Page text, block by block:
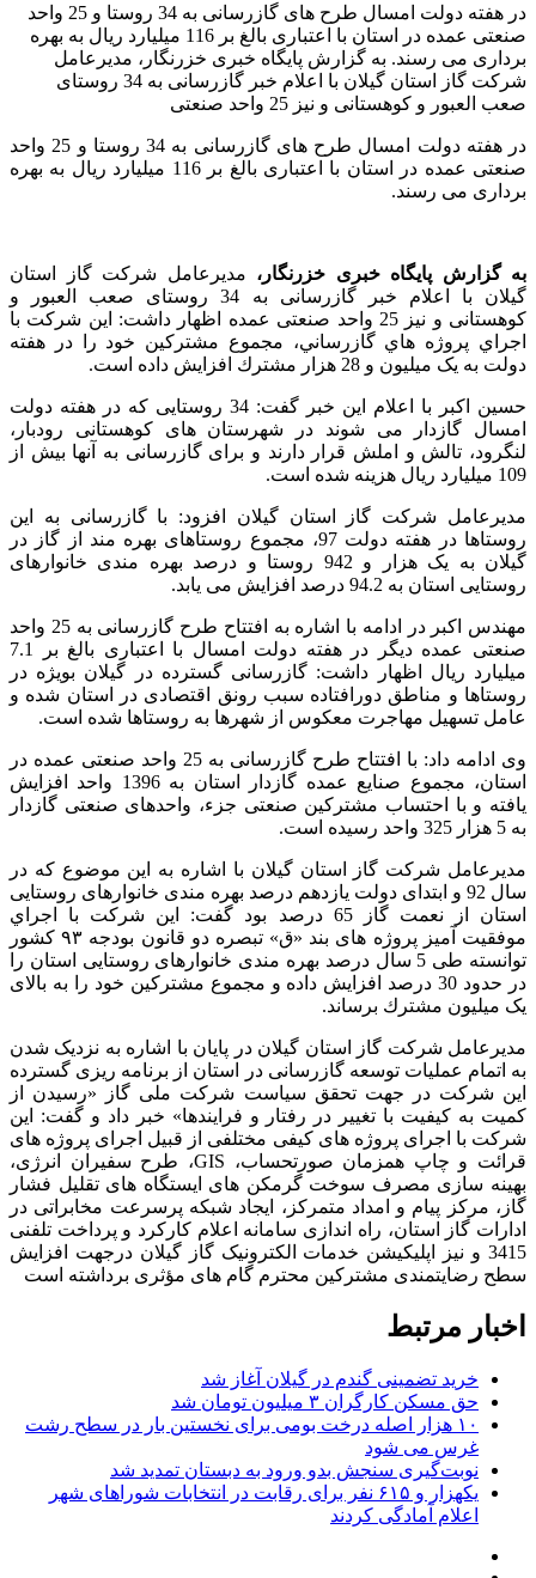
در هفته دولت امسال طرح های گازرسانی به 34 روستا و 25 واحد
صنعتی عمده در استان با اعتباری بالغ بر 116 میلیارد ریال به بهره
برداری می رسند. به گزارش پایگاه خبری خزرنگار، مديرعامل
شركت گاز استان گيلان با اعلام خبر گازرسانی به 34 روستای
صعب العبور و کوهستانی و نیز 25 واحد صنعتی
در هفته دولت امسال طرح های گازرسانی به 34 روستا و 25 واحد
صنعتی عمده در استان با اعتباری بالغ بر 116 میلیارد ریال به بهره
برداری می رسند.
به گزارش پایگاه خبری خزرنگار، مديرعامل شركت گاز استان
گيلان با اعلام خبر گازرسانی به 34 روستای صعب العبور و
کوهستانی و نیز 25 واحد صنعتی عمده اظهار داشت: اين شركت با
اجراي پروژه هاي گازرساني، مجموع مشتركين خود را در هفته
دولت به یک میلیون و 28 هزار مشترك افزايش داده است.
حسین اکبر با اعلام این خبر گفت: 34 روستایی که در هفته دولت
امسال گازدار می شوند در شهرستان های کوهستانی رودبار،
لنگرود، تالش و املش قرار دارند و برای گازرسانی به آنها بیش از
109 میلیارد ریال هزینه شده است.
مدیرعامل شرکت گاز استان گیلان افزود: با گازرسانی به این
روستاها در هفته دولت 97، مجموع روستاهای بهره مند از گاز در
گیلان به یک هزار و 942 روستا و درصد بهره مندی خانوارهای
روستایی استان به 94.2 درصد افزایش می یابد.
مهندس اکبر در ادامه با اشاره به افتتاح طرح گازرسانی به 25 واحد
صنعتی عمده دیگر در هفته دولت امسال با اعتباری بالغ بر 7.1
میلیارد ریال اظهار داشت: گازرسانی گسترده در گیلان بویژه در
روستاها و مناطق دورافتاده سبب رونق اقتصادی در استان شده و
عامل تسهیل مهاجرت معکوس از شهرها به روستاها شده است.
وی ادامه داد: با افتتاح طرح گازرسانی به 25 واحد صنعتی عمده در
استان، مجموع صنایع عمده گازدار استان به 1396 واحد افزایش
یافته و با احتساب مشترکین صنعتی جزء، واحدهای صنعتی گازدار
به 5 هزار 325 واحد رسیده است.
مديرعامل شركت گاز استان گيلان با اشاره به اين موضوع كه در
سال 92 و ابتدای دولت یازدهم درصد بهره مندی خانوارهای روستایی
استان از نعمت گاز 65 درصد بود گفت: اين شركت با اجراي
موفقیت آمیز پروژه های بند «ق» تبصره دو قانون بودجه ۹۳ کشور
توانسته طی 5 سال درصد بهره مندی خانوارهای روستایی استان را
در حدود 30 درصد افزایش داده و مجموع مشتركين خود را به بالای
یک میلیون مشترك برساند.
مدیرعامل شرکت گاز استان گیلان در پایان با اشاره به نزدیک شدن
به اتمام عملیات توسعه گازرسانی در استان از برنامه ریزی گسترده
این شرکت در جهت تحقق سیاست شرکت ملی گاز «رسیدن از
کمیت به کیفیت با تغییر در رفتار و فرایندها» خبر داد و گفت: این
شرکت با اجرای پروژه های کیفی مختلفی از قبیل اجرای پروژه های
قرائت و چاپ همزمان صورتحساب، GIS، طرح سفیران انرژی،
بهینه سازی مصرف سوخت گرمکن های ایستگاه های تقلیل فشار
گاز، مرکز پیام و امداد متمرکز، ایجاد شبکه پرسرعت مخابراتی در
ادارات گاز استان، راه اندازی سامانه اعلام کارکرد و پرداخت تلفنی
3415 و نیز اپلیکیشن خدمات الکترونیک گاز گیلان درجهت افزایش
سطح رضایتمندی مشترکین محترم گام های مؤثری برداشته است
اخبار مرتبط
خرید تضمینی گندم در گیلان آغاز شد
حق مسکن کارگران ۳ میلیون تومان شد
۱۰ هزار اصله درخت بومی برای نخستین بار در سطح رشت
غرس می شود
نوبت‌گیری سنجش بدو ورود به دبستان تمدید شد
یکهزار و ۶۱۵ نفر برای رقابت در انتخابات شوراهای شهر
اعلام آمادگی کردند